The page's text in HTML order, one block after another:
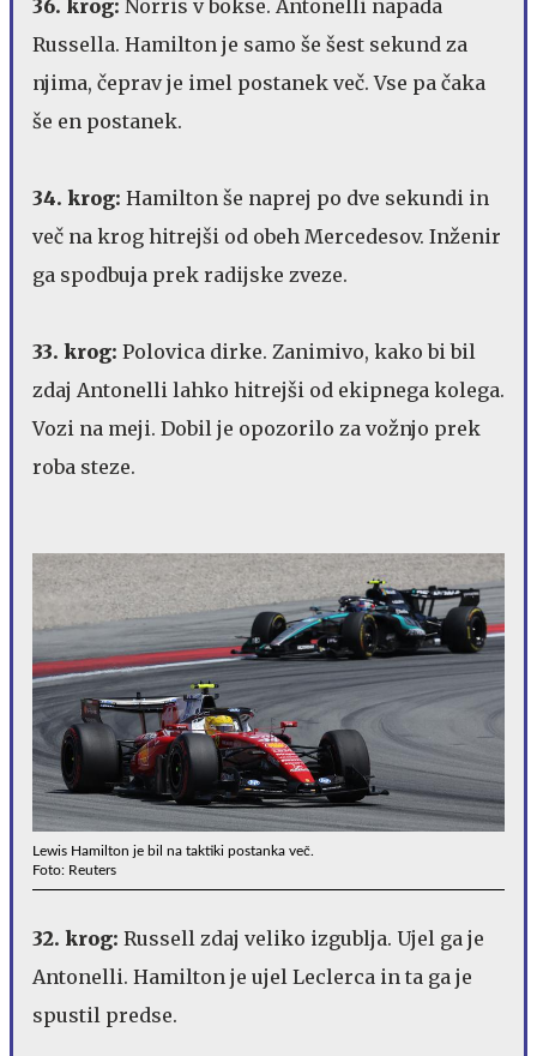
36. krog: Norris v bokse. Antonelli napada
Russella. Hamilton je samo še šest sekund za
njima, čeprav je imel postanek več. Vse pa čaka
še en postanek.
34. krog: Hamilton še naprej po dve sekundi in
več na krog hitrejši od obeh Mercedesov. Inženir
ga spodbuja prek radijske zveze.
33. krog: Polovica dirke. Zanimivo, kako bi bil
zdaj Antonelli lahko hitrejši od ekipnega kolega.
Vozi na meji. Dobil je opozorilo za vožnjo prek
roba steze.
Lewis Hamilton je bil na taktiki postanka več.
Foto: Reuters
32. krog: Russell zdaj veliko izgublja. Ujel ga je
Antonelli. Hamilton je ujel Leclerca in ta ga je
spustil predse.